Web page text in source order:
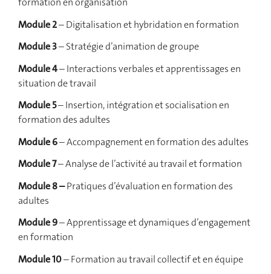
Module 2– Digitalisation et hybridation en formation
Module 3– Stratégie d’animation de groupe
Module 4– Interactions verbales et apprentissages en
situation de travail
Module 5– Insertion, intégration et socialisation en
formation des adultes
Module 6– Accompagnement en formation des adultes
Module 7– Analyse de l’activité au travail et formation
Module 8 –Pratiques d’évaluation en formation des
adultes
Module 9– Apprentissage et dynamiques d’engagement
en formation
Module 10– Formation au travail collectif et en équipe